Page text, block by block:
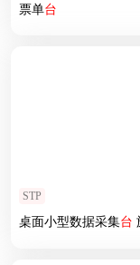
票单台
STP
桌面小型数据采集台